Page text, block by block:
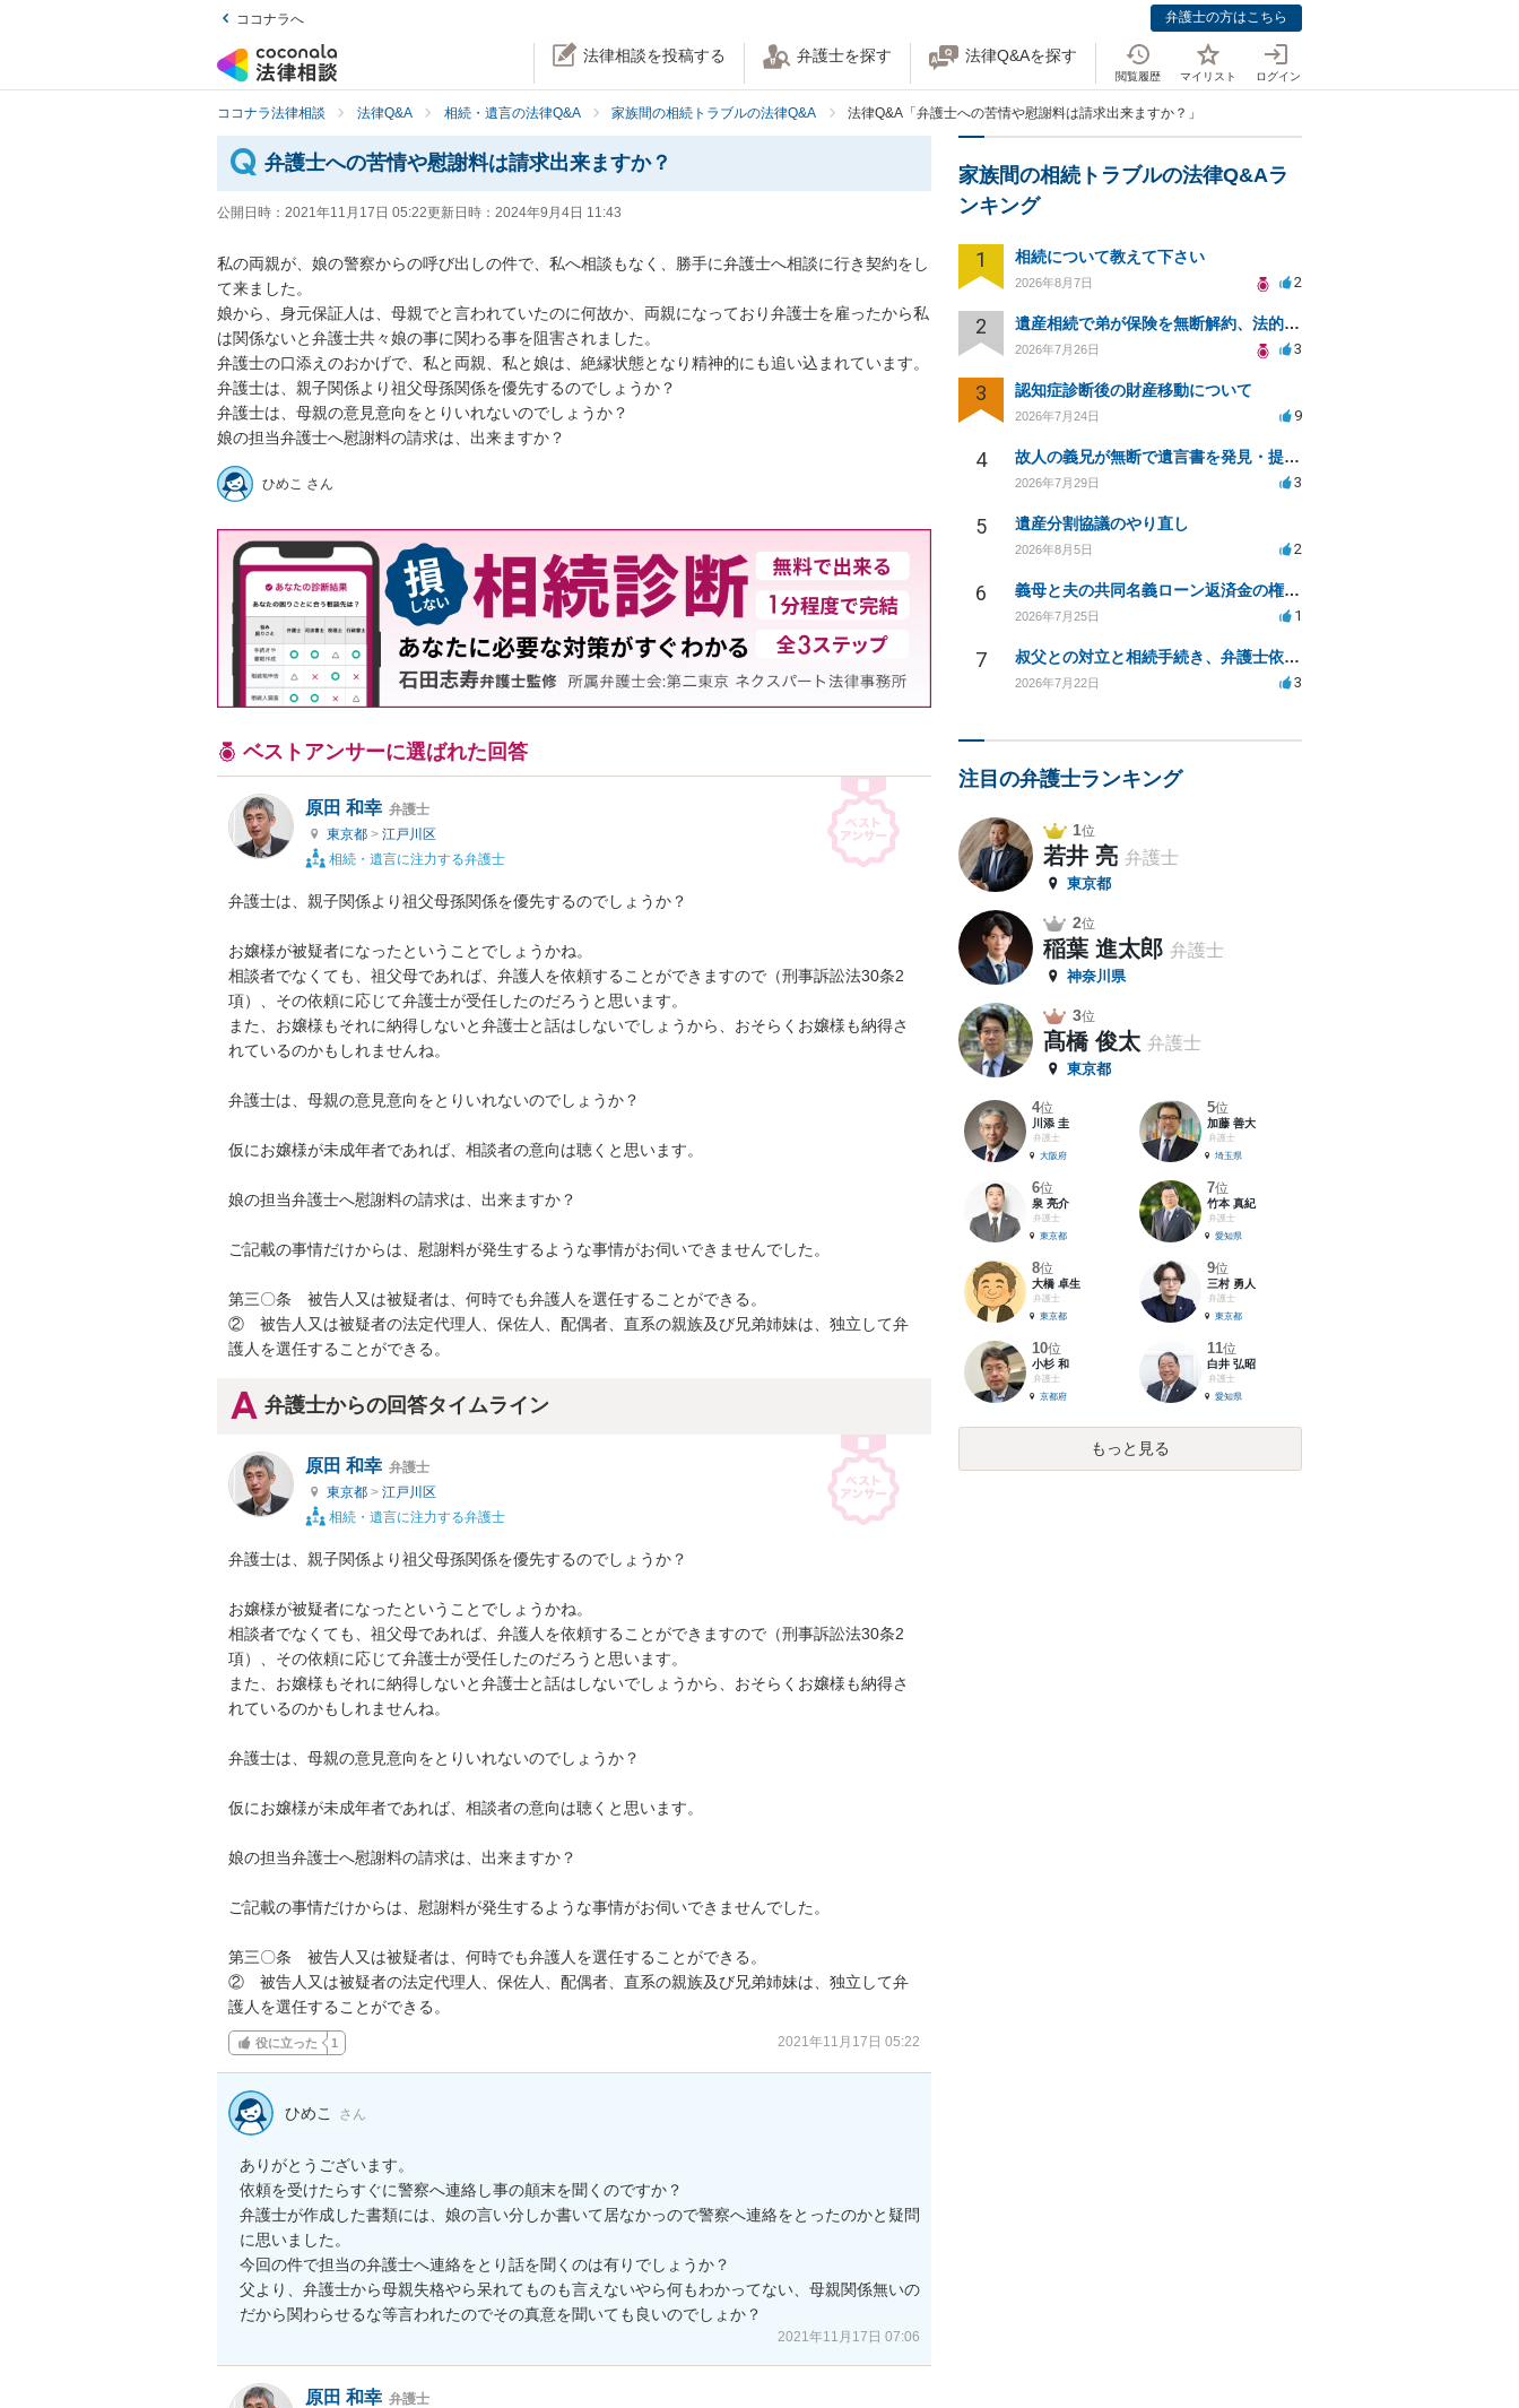
ココナラへ 弁護士の方はこちら
法律相談を投稿する 弁護士を探す 法律Q&Aを探す
閲覧履歴 マイリスト ログイン
ココナラ法律相談 法律Q&A 相続・遺言の法律Q&A 家族間の相続トラブルの法律Q&A 法律Q&A「弁護士への苦情や慰謝料は請求出来ますか？」
弁護士への苦情や慰謝料は請求出来ますか？
公開日時： 2021年11月17日 05:22更新日時： 2024年9月4日 11:43
私の両親が、娘の警察からの呼び出しの件で、私へ相談もなく、勝手に弁護士へ相談に行き契約をし
て来ました。
娘から、身元保証人は、母親でと言われていたのに何故か、両親になっており弁護士を雇ったから私
は関係ないと弁護士共々娘の事に関わる事を阻害されました。
弁護士の口添えのおかげで、私と両親、私と娘は、絶縁状態となり精神的にも追い込まれています。
弁護士は、親子関係より祖父母孫関係を優先するのでしょうか？
弁護士は、母親の意見意向をとりいれないのでしょうか？
娘の担当弁護士へ慰謝料の請求は、出来ますか？
ひめこ さん
ベストアンサーに選ばれた回答
原田 和幸 弁護士
東京都 > 江戸川区
相続・遺言に注力する弁護士
弁護士は、親子関係より祖父母孫関係を優先するのでしょうか？
お嬢様が被疑者になったということでしょうかね。
相談者でなくても、祖父母であれば、弁護人を依頼することができますので（刑事訴訟法30条2
項）、その依頼に応じて弁護士が受任したのだろうと思います。
また、お嬢様もそれに納得しないと弁護士と話はしないでしょうから、おそらくお嬢様も納得さ
れているのかもしれませんね。
弁護士は、母親の意見意向をとりいれないのでしょうか？
仮にお嬢様が未成年者であれば、相談者の意向は聴くと思います。
娘の担当弁護士へ慰謝料の請求は、出来ますか？
ご記載の事情だけからは、慰謝料が発生するような事情がお伺いできませんでした。
第三〇条　被告人又は被疑者は、何時でも弁護人を選任することができる。
②　被告人又は被疑者の法定代理人、保佐人、配偶者、直系の親族及び兄弟姉妹は、独立して弁
護人を選任することができる。
弁護士からの回答タイムライン
原田 和幸 弁護士
東京都 > 江戸川区
相続・遺言に注力する弁護士
弁護士は、親子関係より祖父母孫関係を優先するのでしょうか？
お嬢様が被疑者になったということでしょうかね。
相談者でなくても、祖父母であれば、弁護人を依頼することができますので（刑事訴訟法30条2
項）、その依頼に応じて弁護士が受任したのだろうと思います。
また、お嬢様もそれに納得しないと弁護士と話はしないでしょうから、おそらくお嬢様も納得さ
れているのかもしれませんね。
弁護士は、母親の意見意向をとりいれないのでしょうか？
仮にお嬢様が未成年者であれば、相談者の意向は聴くと思います。
娘の担当弁護士へ慰謝料の請求は、出来ますか？
ご記載の事情だけからは、慰謝料が発生するような事情がお伺いできませんでした。
第三〇条　被告人又は被疑者は、何時でも弁護人を選任することができる。
②　被告人又は被疑者の法定代理人、保佐人、配偶者、直系の親族及び兄弟姉妹は、独立して弁
護人を選任することができる。
役に立った 1 2021年11月17日 05:22
ひめこ さん
ありがとうございます。
依頼を受けたらすぐに警察へ連絡し事の顛末を聞くのですか？
弁護士が作成した書類には、娘の言い分しか書いて居なかっので警察へ連絡をとったのかと疑問
に思いました。
今回の件で担当の弁護士へ連絡をとり話を聞くのは有りでしょうか？
父より、弁護士から母親失格やら呆れてものも言えないやら何もわかってない、母親関係無いの
だから関わらせるな等言われたのでその真意を聞いても良いのでしょか？
2021年11月17日 07:06
原田 和幸 弁護士
家族間の相続トラブルの法律Q&Aラ
ンキング
1 相続について教えて下さい
2026年8月7日 2
2 遺産相続で弟が保険を無断解約、法的問題は？
2026年7月26日 3
3 認知症診断後の財産移動について
2026年7月24日 9
4 故人の義兄が無断で遺言書を発見・提出、法的対処法は？
2026年7月29日 3
5 遺産分割協議のやり直し
2026年8月5日 2
6 義母と夫の共同名義ローン返済金の権利について知りたい
2026年7月25日 1
7 叔父との対立と相続手続き、弁護士依頼の方法は？
2026年7月22日 3
注目の弁護士ランキング
1位
若井 亮 弁護士
東京都
2位
稲葉 進太郎 弁護士
神奈川県
3位
髙橋 俊太 弁護士
東京都
4位
川添 圭
弁護士
大阪府
5位
加藤 善大
弁護士
埼玉県
6位
泉 亮介
弁護士
東京都
7位
竹本 真紀
弁護士
愛知県
8位
大橋 卓生
弁護士
東京都
9位
三村 勇人
弁護士
東京都
10位
小杉 和
弁護士
京都府
11位
白井 弘昭
弁護士
愛知県
もっと見る